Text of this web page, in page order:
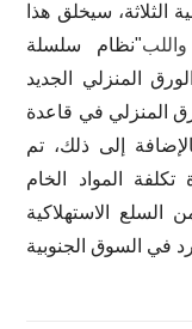
الثلاثة، سيخلق هذا
"نظام سلسلة
المنزلي الجديد
المنزلي في قاعدة
إلى ذلك، تم
المواد الخام
السلع الاستهلاكية